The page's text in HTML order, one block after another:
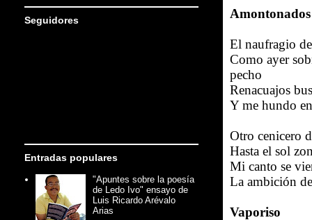
Amontonados
El naufragio
Como ayer
pecho
Renacuajos
Y me hundo
Otro cenicero
Hasta el sol
Mi canto se
La ambición
Vaporiso
Seguidores
Entradas populares
"Apuntes sobre la poesía
de Ledo Ivo" ensayo de
Luis Ricardo Arévalo
Arias